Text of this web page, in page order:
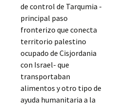
de control de Tarqumia -
principal paso
fronterizo que conecta
territorio palestino
ocupado de Cisjordania
con Israel- que
transportaban
alimentos y otro tipo de
ayuda humanitaria a la